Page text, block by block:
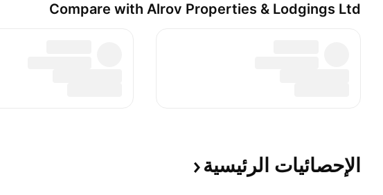
Compare with Alrov Properties & Lodgings Ltd
الإحصائيات الرئيسية